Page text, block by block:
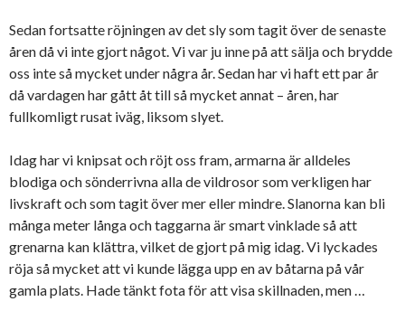
Sedan fortsatte röjningen av det sly som tagit över de senaste
åren då vi inte gjort något. Vi var ju inne på att sälja och brydde
oss inte så mycket under några år. Sedan har vi haft ett par år
då vardagen har gått åt till så mycket annat – åren, har
fullkomligt rusat iväg, liksom slyet.
Idag har vi knipsat och röjt oss fram, armarna är alldeles
blodiga och sönderrivna alla de vildrosor som verkligen har
livskraft och som tagit över mer eller mindre. Slanorna kan bli
många meter långa och taggarna är smart vinklade så att
grenarna kan klättra, vilket de gjort på mig idag. Vi lyckades
röja så mycket att vi kunde lägga upp en av båtarna på vår
gamla plats. Hade tänkt fota för att visa skillnaden, men …